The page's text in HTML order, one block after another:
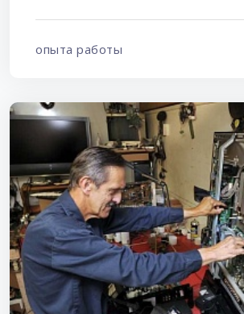
опыта работы